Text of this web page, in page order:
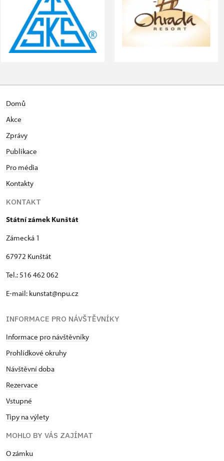
Domů
Akce
Zprávy
Publikace
Pro média
Kontakty
KONTAKT
Státní zámek Kunštát
Zámecká 1
67972 Kunštát
Tel.: 516 462 062
E-mail: kunstat@npu.cz
INFORMACE PRO NÁVŠTĚVNÍKY
Informace pro návštěvníky
Prohlídkové okruhy
Návštěvní doba
Rezervace
Vstupné
Tipy na výlety
MOHLO BY VÁS ZAJÍMAT
O zámku